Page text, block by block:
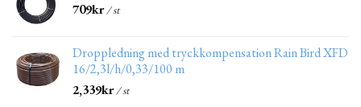
709kr/ st
Droppledning med tryckkompensation Rain Bird XFD
16/2,3l/h/0,33/100 m
2,339kr/ st